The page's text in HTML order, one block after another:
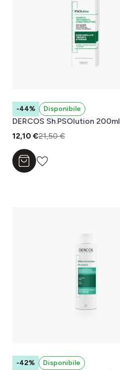
-44% Disponibile
DERCOS Sh.PSOlution 200ml
12,10 €21,50 €
Aggiungi al carrello
-42% Disponibile